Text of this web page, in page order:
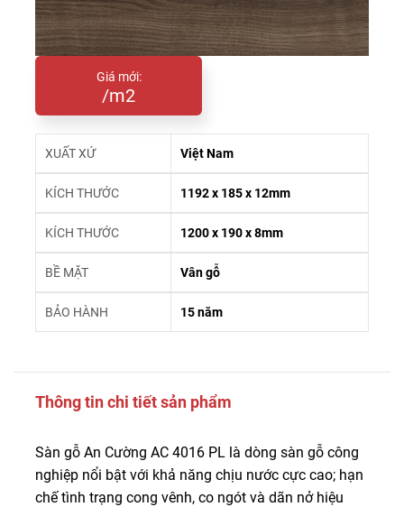
Giá mới:
/m2
XUẤT XỨ Việt Nam
KÍCH THƯỚC 1192 x 185 x 12mm
KÍCH THƯỚC 1200 x 190 x 8mm
BỀ MẶT Vân gỗ
BẢO HÀNH 15 năm
Thông tin chi tiết sản phẩm
Sàn gỗ An Cường AC 4016 PL là dòng sàn gỗ công
nghiệp nổi bật với khả năng chịu nước cực cao; hạn
chế tình trạng cong vênh, co ngót và dãn nở hiệu